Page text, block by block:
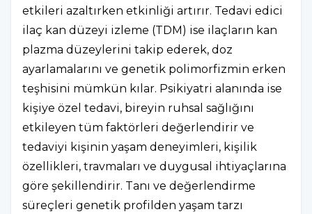
etkileri azaltırken etkinliği artırır. Tedavi edici
ilaç kan düzeyi izleme (TDM) ise ilaçların kan
plazma düzeylerini takip ederek, doz
ayarlamalarını ve genetik polimorfizmin erken
teşhisini mümkün kılar. Psikiyatri alanında ise
kişiye özel tedavi, bireyin ruhsal sağlığını
etkileyen tüm faktörleri değerlendirir ve
tedaviyi kişinin yaşam deneyimleri, kişilik
özellikleri, travmaları ve duygusal ihtiyaçlarına
göre şekillendirir. Tanı ve değerlendirme
süreçleri genetik profilden yaşam tarzı